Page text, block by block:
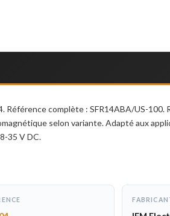
complète : SFR14ABA/US-
selon variante. Adapté aux
35 V DC.